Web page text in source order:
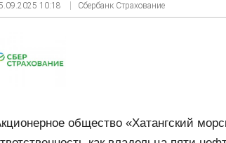
10:18 Сбербанк Страхование
общество «Хатангский